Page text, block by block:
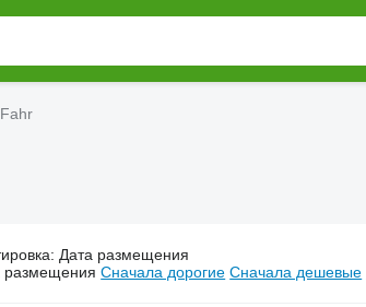
Минитракторы Deutz-Fahr
: Дата размещения
размещения Сначала дорогие Сначала дешевые